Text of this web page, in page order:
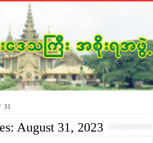
31
August 31, 2023